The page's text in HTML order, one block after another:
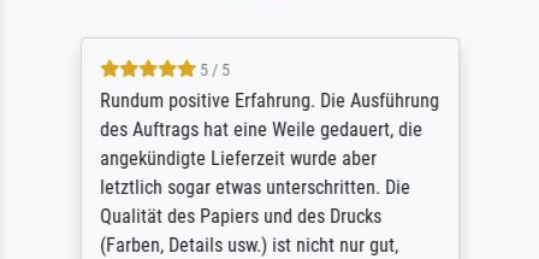
5 / 5
Rundum positive Erfahrung. Die Ausführung
des Auftrags hat eine Weile gedauert, die
angekündigte Lieferzeit wurde aber
letztlich sogar etwas unterschritten. Die
Qualität des Papiers und des Drucks
(Farben, Details usw.) ist nicht nur gut,